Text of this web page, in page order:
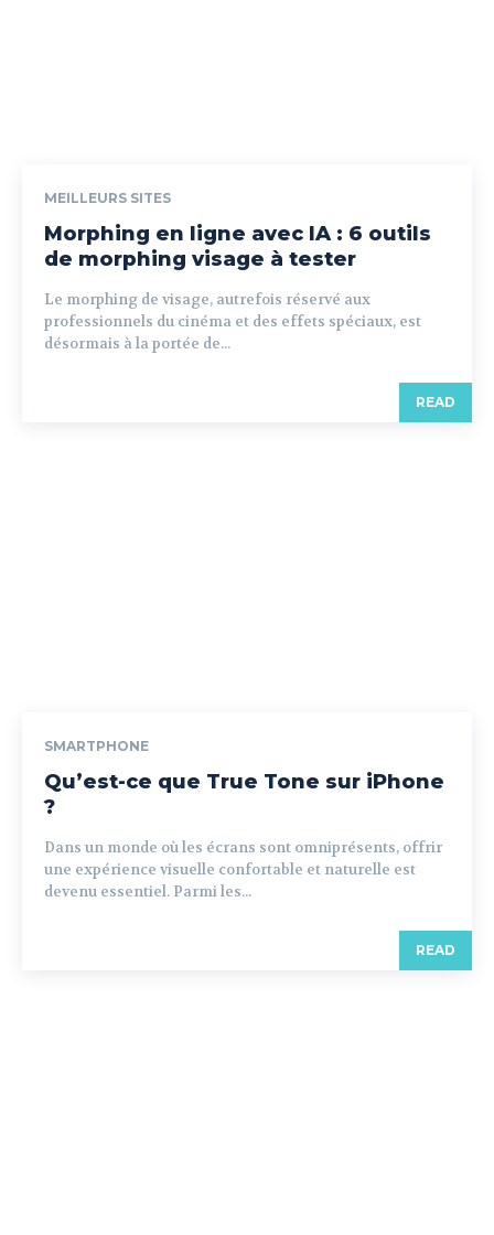
MEILLEURS SITES
Morphing en ligne avec IA : 6 outils
de morphing visage à tester
Le morphing de visage, autrefois réservé aux
professionnels du cinéma et des effets spéciaux, est
désormais à la portée de...
READ
SMARTPHONE
Qu’est-ce que True Tone sur iPhone
?
Dans un monde où les écrans sont omniprésents, offrir
une expérience visuelle confortable et naturelle est
devenu essentiel. Parmi les...
READ